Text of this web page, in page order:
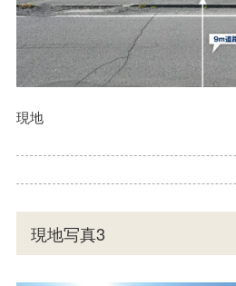
現地
現地写真3